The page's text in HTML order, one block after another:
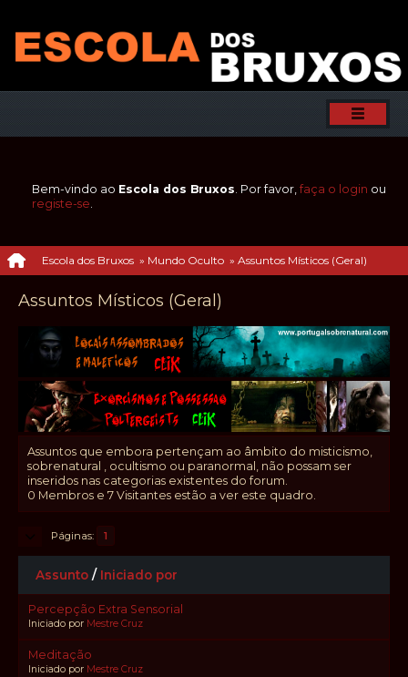
Bem-vindo ao Escola dos Bruxos. Por favor, faça o login ou
registe-se.
Escola dos Bruxos » Mundo Oculto » Assuntos Místicos (Geral)
Assuntos Místicos (Geral)
Assuntos que embora pertençam ao âmbito do misticismo,
sobrenatural , ocultismo ou paranormal, não possam ser
inseridos nas categorias existentes do forum.
0 Membros e 7 Visitantes estão a ver este quadro.
Páginas 1
Assunto / Iniciado por
Percepção Extra Sensorial
Iniciado por Mestre Cruz
Meditação
Iniciado por Mestre Cruz